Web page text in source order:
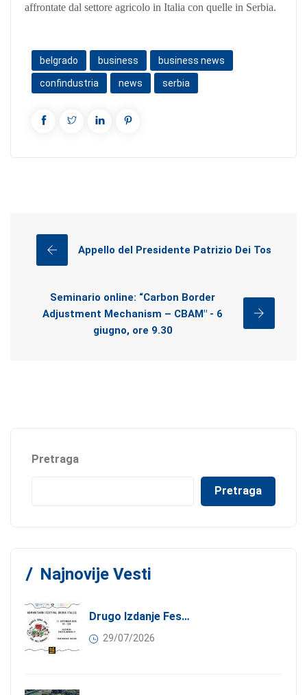
affrontate dal settore agricolo in Italia con quelle in Serbia.
belgrado business business news
confindustria news serbia
Appello del Presidente Patrizio Dei Tos
Seminario online: “Carbon Border
Adjustment Mechanism – CBAM" - 6
giugno, ore 9.30
Pretraga
Pretraga
Najnovije Vesti
Drugo Izdanje Festivala JEDI.VOLI.DONIRAJ: Spoj Gastronomije I Solidarnosti
29/07/2026